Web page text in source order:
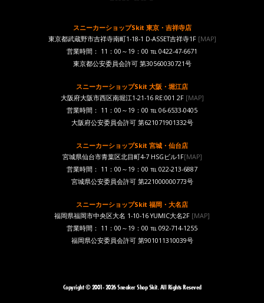
スニーカーショップSkit 東京・吉祥寺店
東京都武蔵野市吉祥寺南町1-18-1 D-ASSET吉祥寺1F [MAP]
営業時間： 11：00～19：00 ℡ 0422-47-6671
東京都公安委員会許可 第30560030721号
スニーカーショップSkit 大阪・堀江店
大阪府大阪市西区南堀江1-21-16 RE:001 2F[MAP]
営業時間： 11：00～19：00 ℡ 06-6533-0405
大阪府公安委員会許可 第621071901332号
スニーカーショップSkit 宮城・仙台店
宮城県仙台市青葉区北目町4-7 HSGビル1F[MAP]
営業時間： 11：00～19：00 ℡ 022-213-6887
宮城県公安委員会許可 第221000000773号
スニーカーショップSkit 福岡・大名店
福岡県福岡市中央区大名 1-10-16 YUMIC大名2F [MAP]
営業時間： 11：00～19：00 ℡ 092-714-1255
福岡県公安委員会許可 第901011310039号
Copyright © 2001- 2026 Sneaker Shop Skit. All Rights Reseved